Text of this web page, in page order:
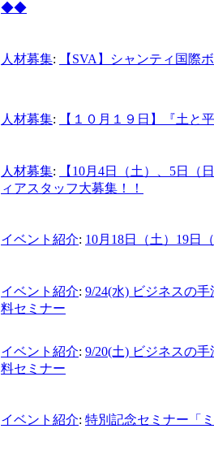
◆◆
人材募集: 【SVA】シャンティ国
人材募集: 【１０月１９日】『土と
人材募集:
【10月4日（土）、5日（
ィアスタッフ大募集！！
イベント紹介: 10月18日（土）19日
イベント紹介: 9/24(水) ビジネスの
料セミナー
イベント紹介: 9/20(土) ビジネスの
料セミナー
イベント紹介: 特別記念セミナー「